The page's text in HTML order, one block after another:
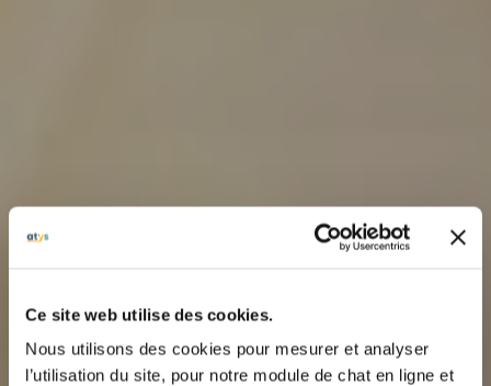
Ce site web utilise des cookies.
Nous utilisons des cookies pour mesurer et analyser
l’utilisation du site, pour notre module de chat en ligne et